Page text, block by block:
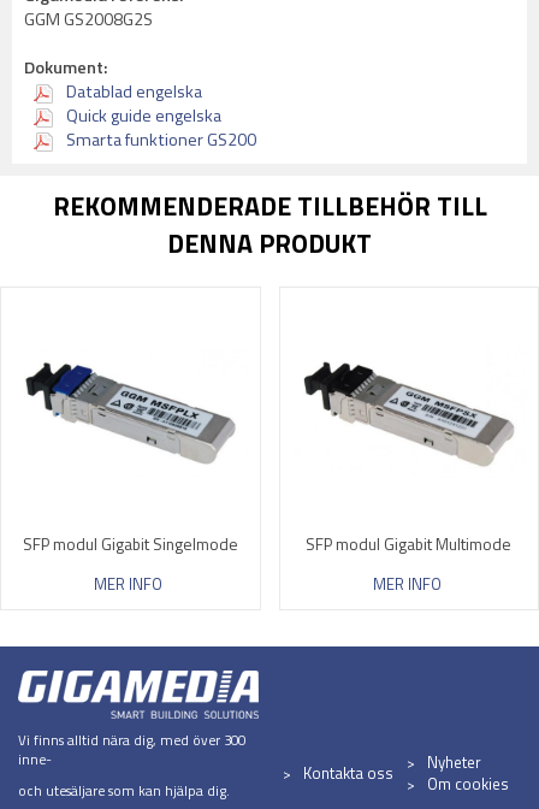
GGM GS2008G2S
Dokument:
Datablad engelska
Quick guide engelska
Smarta funktioner GS200
REKOMMENDERADE TILLBEHÖR TILL
DENNA PRODUKT
SFP modul Gigabit Singelmode
MER INFO
SFP modul Gigabit Multimode
MER INFO
Vi finns alltid nära dig, med över 300
inne-
och utesäljare som kan hjälpa dig.
Kontakta oss
Nyheter
Om cookies